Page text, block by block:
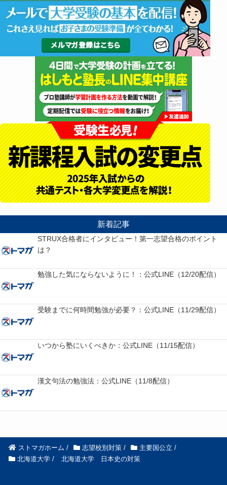
新着記事
STRUX合格者にインタビュー！第一志望合格のポイント
は？
勉強した気にならないように！：公式LINE（12/20配信）
受験までに何時間勉強が必要？：公式LINE（11/29配信）
いつから塾にいくべきか：公式LINE（11/15配信）
漢文句法の勉強法：公式LINE（11/8配信）
ストマガホーム / 志望校別対策 / 主要国公立 /
北海道大学 / 北海道大学 日本史の対策